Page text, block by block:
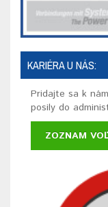
KARIÉRA U NÁS:
Pridajte sa k
posily do
ZOZNAM